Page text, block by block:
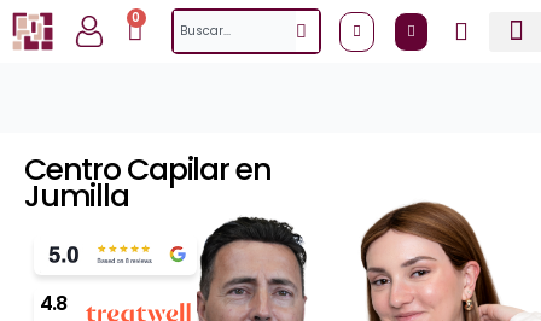
al
0
CartSearch
Centro Capilar en
Jumilla
4.8